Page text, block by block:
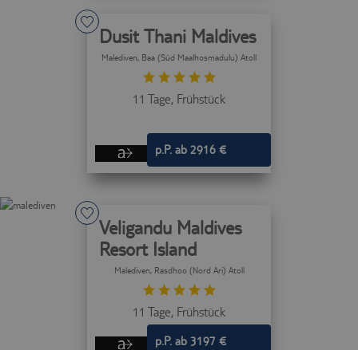
Dusit Thani Maldives
Malediven, Baa (Süd Maalhosmadulu) Atoll
11 Tage, Frühstück
p.P. ab 2916 €
Veligandu Maldives
Resort Island
Malediven, Rasdhoo (Nord Ari) Atoll
11 Tage, Frühstück
p.P. ab 3197 €
svr trc.easyweb.travel